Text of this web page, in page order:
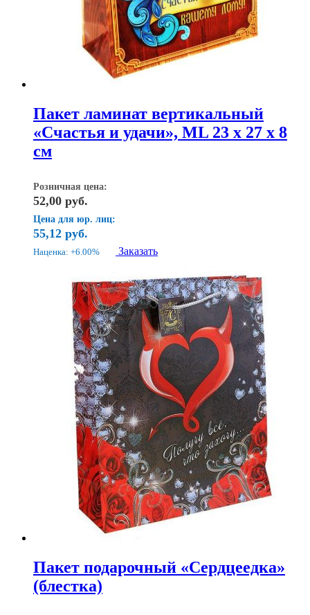
Пакет ламинат вертикальный
«Счастья и удачи», ML 23 х 27 x 8
см
Розничная цена:
52,00 руб.
Цена для юр. лиц:
55,12 руб.
Наценка: +6.00% Заказать
Пакет подарочный «Сердцеедка»
(блестка)